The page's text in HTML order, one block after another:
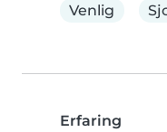
Venlig
Erfaring